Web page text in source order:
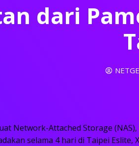
dari
Network-Attached Storage
selama 4 hari di Taipei